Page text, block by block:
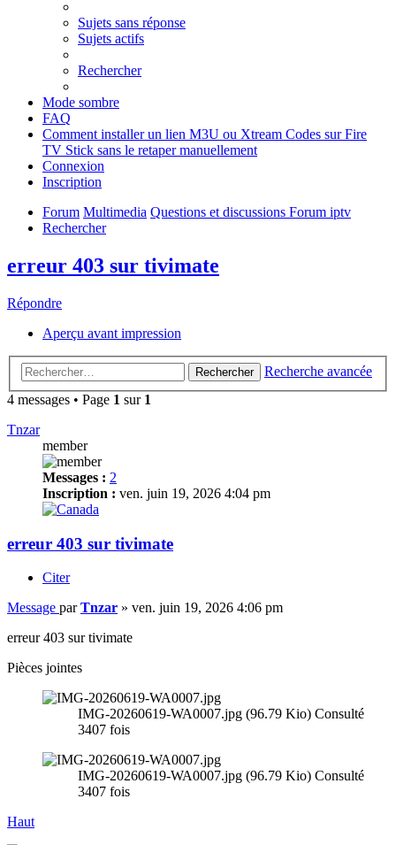
Sujets sans réponse
Sujets actifs
Rechercher
Mode sombre
FAQ
Comment installer un lien M3U ou Xtream Codes sur Fire
TV Stick sans le retaper manuellement
Connexion
Inscription
Forum Multimedia Questions et discussions Forum iptv
Rechercher
erreur 403 sur tivimate
Répondre
Aperçu avant impression
Rechercher
Recherche avancée
4 messages • Page 1 sur 1
Tnzar
member
Messages : 2
Inscription : ven. juin 19, 2026 4:04 pm
erreur 403 sur tivimate
Citer
Message parTnzar » ven. juin 19, 2026 4:06 pm
erreur 403 sur tivimate
Pièces jointes
IMG-20260619-WA0007.jpg (96.79 Kio) Consulté
3407 fois
IMG-20260619-WA0007.jpg (96.79 Kio) Consulté
3407 fois
Haut